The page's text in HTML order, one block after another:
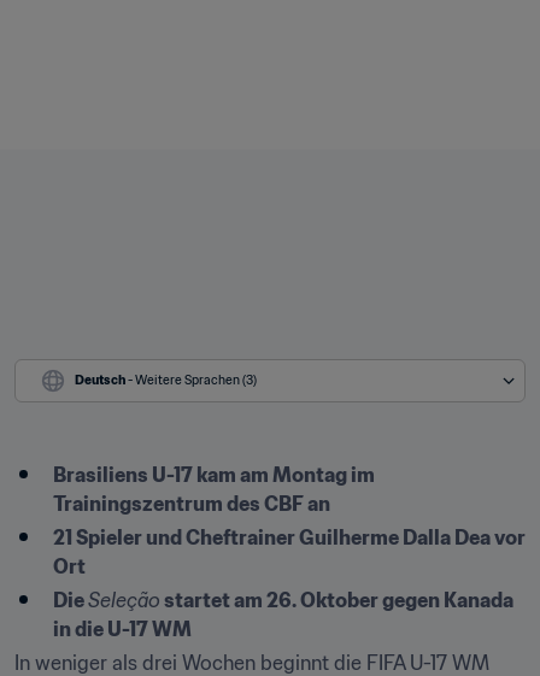
Deutsch - Weitere Sprachen (3)
Brasiliens U-17 kam am Montag im
Trainingszentrum des CBF an
21 Spieler und Cheftrainer Guilherme Dalla Dea vor
Ort
Die Seleção startet am 26. Oktober gegen Kanada
in die U-17 WM
In weniger als drei Wochen beginnt die FIFA U-17 WM